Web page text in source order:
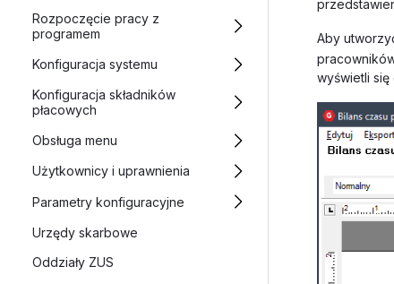
Rozpoczęcie pracy z
programem
Konfiguracja systemu
Konfiguracja składników
płacowych
Obsługa menu
Użytkownicy i uprawnienia
Parametry konfiguracyjne
Urzędy skarbowe
Oddziały ZUS
Aby
wyświetli